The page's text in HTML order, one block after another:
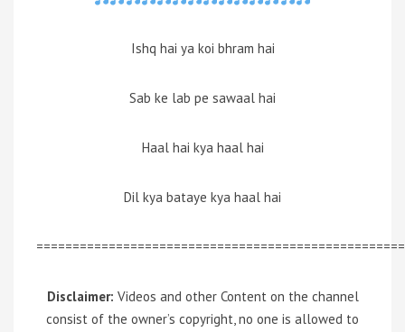
Ishq hai ya koi bhram hai
Sab ke lab pe sawaal hai
Haal hai kya haal hai
Dil kya bataye kya haal hai
Disclaimer: Videos and other Content on the channel
consist of the owner’s copyright, no one is allowed to